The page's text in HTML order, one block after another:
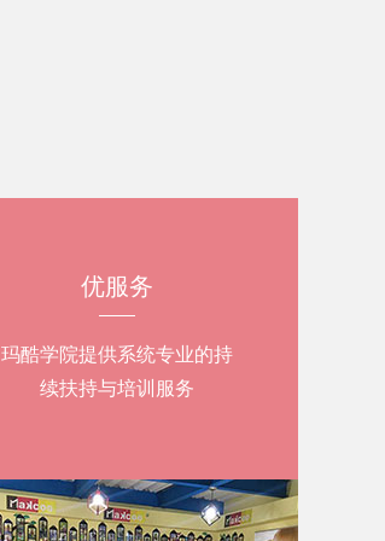
优服务
玛酷学院提供系统专业的持
续扶持与培训服务